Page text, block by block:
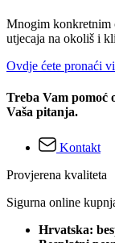
Mnogim konkretnim
utjecaja na okoliš i
Ovdje ćete pronaći
Treba Vam pomoć
Vaša pitanja.
Kontakt
Provjerena kvaliteta
Sigurna online
Hrvatska: